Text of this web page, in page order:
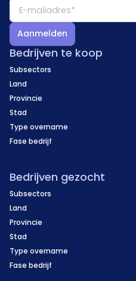
Aanmelden
Bedrijven te koop
Subsectors
Land
Provincie
Stad
Type overname
Fase bedrijf
Bedrijven gezocht
Subsectors
Land
Provincie
Stad
Type overname
Fase bedrijf